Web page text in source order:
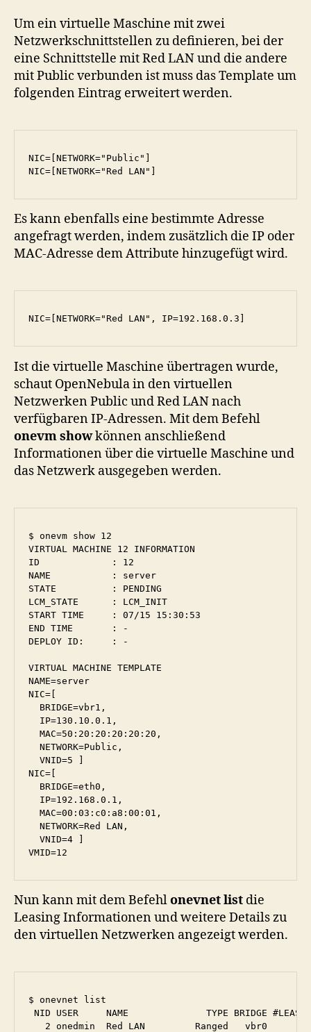
Um ein virtuelle Maschine mit zwei
Netzwerkschnittstellen zu definieren, bei der
eine Schnittstelle mit Red LAN und die andere
mit Public verbunden ist muss das Template um
folgenden Eintrag erweitert werden.
NIC=[NETWORK="Public"]
Es kann ebenfalls eine bestimmte Adresse
angefragt werden, indem zusätzlich die IP oder
MAC-Adresse dem Attribute hinzugefügt wird.
Ist die virtuelle Maschine übertragen wurde,
schaut OpenNebula in den virtuellen
Netzwerken Public und Red LAN nach
verfügbaren IP-Adressen. Mit dem Befehl
onevm showkönnen anschließend
Informationen über die virtuelle Maschine und
das Netzwerk ausgegeben werden.
$ onevm show 12
VIRTUAL MACHINE 12 INFORMATION
ID             : 12
NAME           : server
STATE          : PENDING
LCM_STATE      : LCM_INIT
START TIME     : 07/15 15:30:53
END TIME       : -
DEPLOY ID:     : -
VIRTUAL MACHINE TEMPLATE
NAME=server
NIC=[
  BRIDGE=vbr1,
  IP=130.10.0.1,
  MAC=50:20:20:20:20:20,
  NETWORK=Public,
  VNID=5 ]
NIC=[
  BRIDGE=eth0,
  IP=192.168.0.1,
  MAC=00:03:c0:a8:00:01,
  NETWORK=Red LAN,
  VNID=4 ]
Nun kann mit dem Befehlonevnet list die
Leasing Informationen und weitere Details zu
den virtuellen Netzwerken angezeigt werden.
$ onevnet list
NID USER     NAME              TYPE BRIDGE #LEASES
   2 onedmin  Red LAN         Ranged   vbr0       1